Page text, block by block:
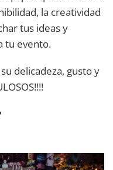
la creatividad
tus ideas y
tu evento.
delicadeza, gusto y